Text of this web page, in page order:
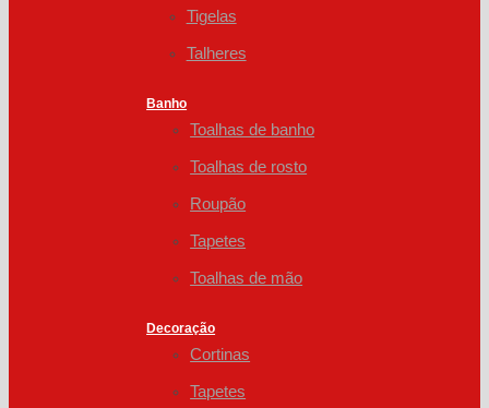
Tigelas
Talheres
Banho
Toalhas de banho
Toalhas de rosto
Roupão
Tapetes
Toalhas de mão
Decoração
Cortinas
Tapetes